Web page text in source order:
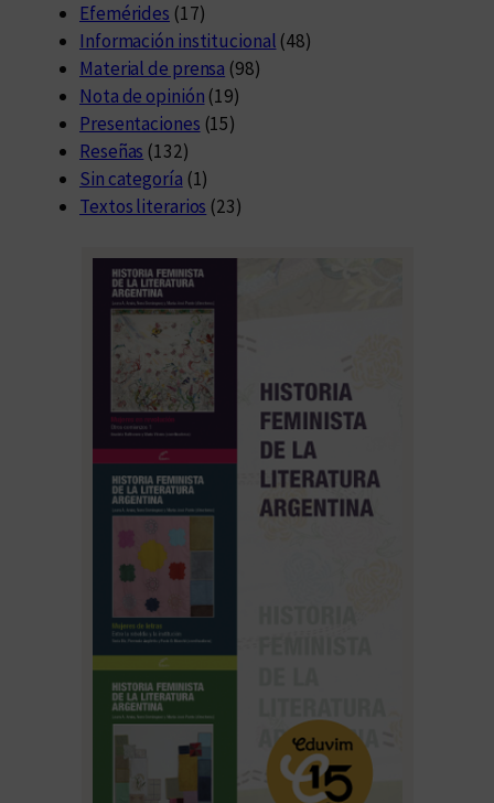
Efemérides (17)
Información institucional (48)
Material de prensa (98)
Nota de opinión (19)
Presentaciones (15)
Reseñas (132)
Sin categoría (1)
Textos literarios (23)